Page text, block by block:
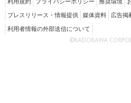
プレスリリース・情報提供 媒体資料 広告掲
利用者情報の外部送信について
©KADOKAWA